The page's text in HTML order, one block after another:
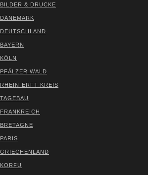
BIL­DER & DRU­CKE
DÄNE­MARK
DEUTSCH­LAND
BAY­ERN
KÖLN
PFÄL­ZER WALD
RHEIN-ERFT-KREIS
TAGE­BAU
FRANK­REICH
BRE­TA­GNE
PARIS
GRIE­CHEN­LAND
KOR­FU